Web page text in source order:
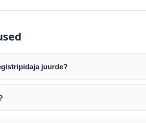
juurde?
AUTH (EPP) koodi. Selle abil saate
vahelise protsessina ning võib võtta
järel edastame teile